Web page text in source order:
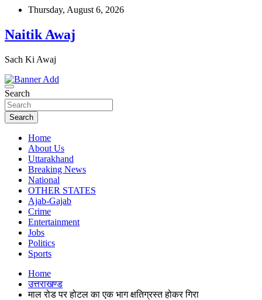
Skip
content
Thursday, August 6, 2026
Naitik Awaj
Sach Ki Awaj
Search
Search
Home
About Us
Uttarakhand
Breaking News
National
OTHER STATES
Ajab-Gajab
Crime
Entertainment
Jobs
Politics
Sports
Home
उत्तराखण्ड
माल रोड पर होटल का एक भाग क्षतिग्रस्त होकर गिरा